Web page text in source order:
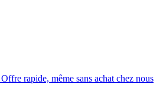
Offre rapide, même sans achat chez nous